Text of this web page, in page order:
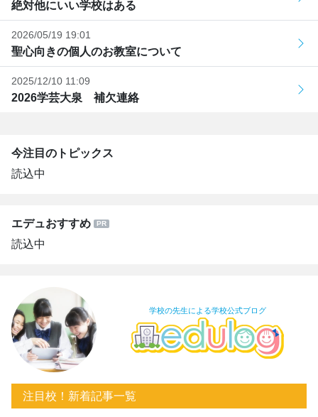
絶対他にいい学校はある
2026/05/19 19:01
聖心向きの個人のお教室について
2025/12/10 11:09
2026学芸大泉 補欠連絡
今注目のトピックス
読込中
エデュおすすめ
読込中
学校の先生による学校公式ブログ
注目校！新着記事一覧